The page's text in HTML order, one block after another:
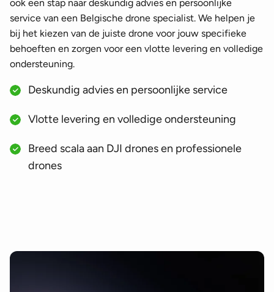
ook een stap naar deskundig advies en persoonlijke
service van een Belgische drone specialist. We helpen je
bij het kiezen van de juiste drone voor jouw specifieke
behoeften en zorgen voor een vlotte levering en volledige
ondersteuning.
Deskundig advies en persoonlijke service
Vlotte levering en volledige ondersteuning
Breed scala aan DJI drones en professionele
drones